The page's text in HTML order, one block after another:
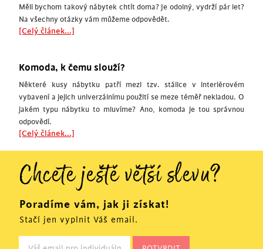
Měli bychom takový nábytek chtít doma? Je odolný, vydrží pár let?
Na všechny otázky vám můžeme odpovědět.
[Celý článek...]
Komoda, k čemu slouží?
Některé kusy nábytku patří mezi tzv. stálice v interiérovém
vybavení a jejich univerzálnímu použití se meze téměř nekladou. O
jakém typu nábytku to mluvíme? Ano, komoda je tou správnou
odpovědí.
[Celý článek...]
Chcete ještě větší slevu?
Poradíme vám, jak ji získat!
Stačí jen vyplnit Váš email.